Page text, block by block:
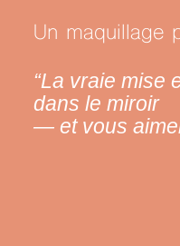
Un maquillage
“La vraie mise
dans le miroir
— et vous